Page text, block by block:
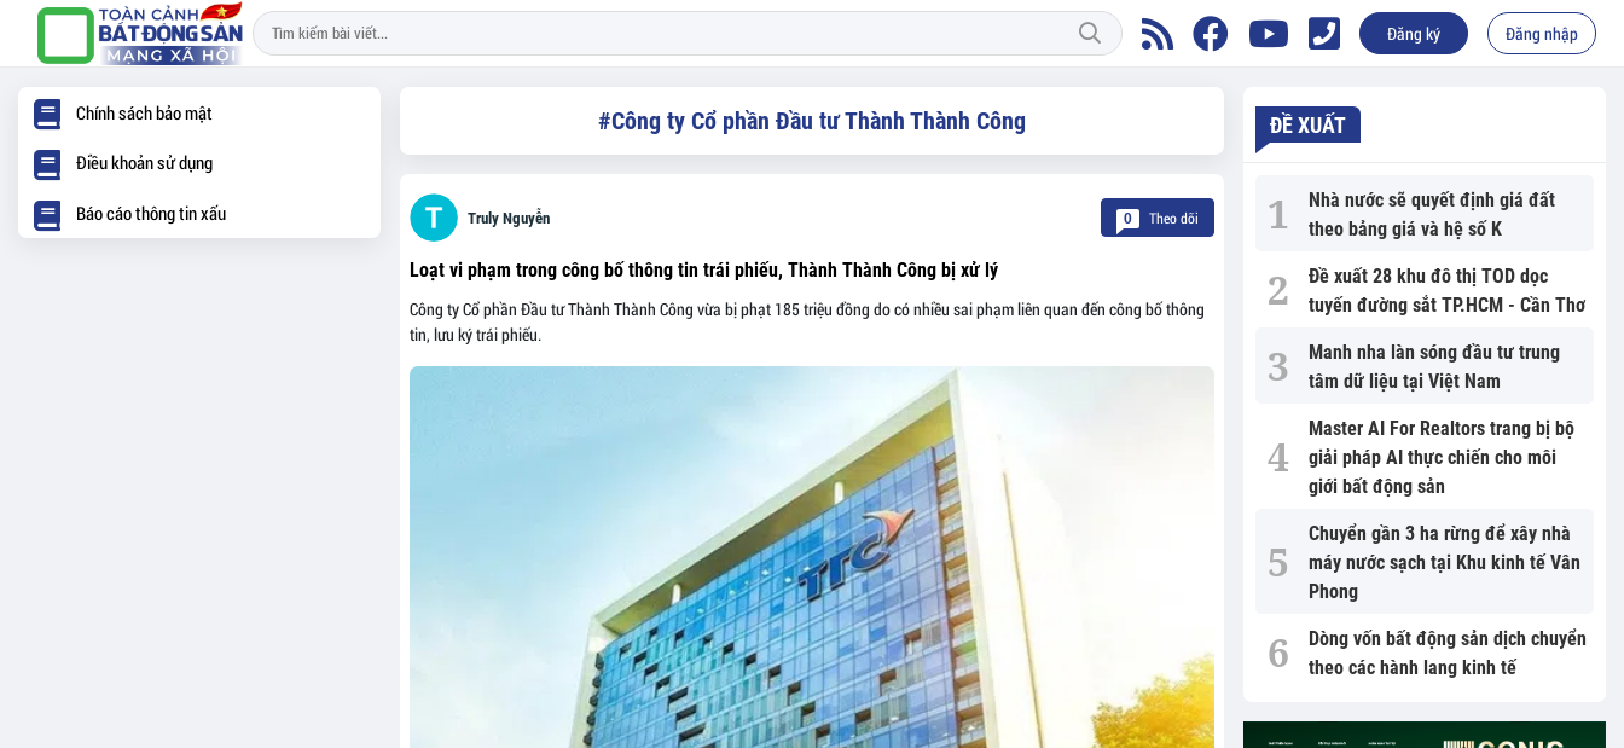
Đăng ký Đăng nhập
#Công ty Cổ phần Đầu tư Thành Thành Công
Truly Nguyễn 0 Theo dõi
Loạt vi phạm trong công bố thông tin trái phiếu, Thành Thành Công bị xử lý
Công ty Cổ phần Đầu tư Thành Thành Công vừa bị phạt 185 triệu đồng do có nhiều sai phạm liên quan đến công bố thông
tin, lưu ký trái phiếu.
Chính sách bảo mật
Điều khoản sử dụng
Báo cáo thông tin xấu
ĐỀ XUẤT
Nhà nước sẽ quyết định giá đất
theo bảng giá và hệ số K
Đề xuất 28 khu đô thị TOD dọc
tuyến đường sắt TP.HCM - Cần Thơ
Manh nha làn sóng đầu tư trung
tâm dữ liệu tại Việt Nam
Master AI For Realtors trang bị bộ
giải pháp AI thực chiến cho môi
giới bất động sản
Chuyển gần 3 ha rừng để xây nhà
máy nước sạch tại Khu kinh tế Vân
Phong
Dòng vốn bất động sản dịch chuyển
theo các hành lang kinh tế